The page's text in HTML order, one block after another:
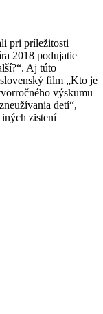
pri príležitosti
2018 podujatie
Aj túto
film „Kto je
výskumu
detí“,
zistení